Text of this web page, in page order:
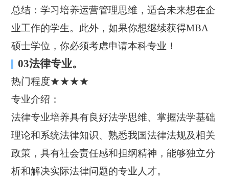
总结：学习培养运营管理思维，适合未来想在企
业工作的学生。此外，如果你想继续获得MBA
硕士学位，你必须考虑申请本科专业！
03法律专业。
热门程度★★★★
专业介绍：
法律专业培养具有良好法学思维、掌握法学基础
理论和系统法律知识、熟悉我国法律法规及相关
政策，具有社会责任感和担纲精神，能够独立分
析和解决实际法律问题的专业人才。